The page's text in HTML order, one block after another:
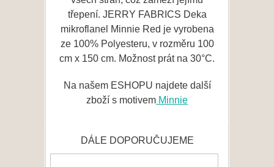
třepení. JERRY FABRICS Deka
mikroflanel Minnie Red je vyrobena
ze 100% Polyesteru, v rozměru 100
cm x 150 cm. Možnost prát na 30°C.
Na našem ESHOPU najdete další
zboží s motivem Minnie
DÁLE DOPORUČUJEME